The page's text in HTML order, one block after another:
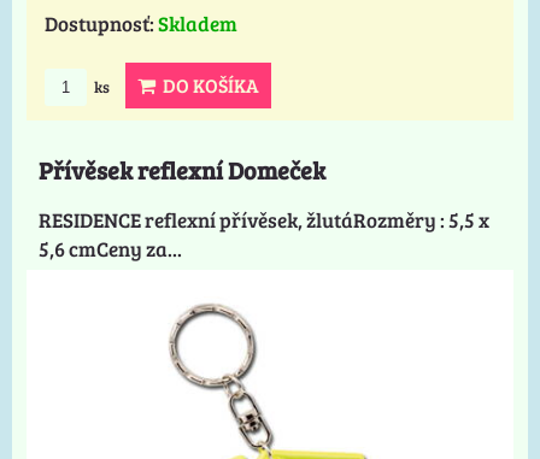
Dostupnosť:Skladem
ks DO KOŠÍKA
Přívěsek reflexní Domeček
RESIDENCE reflexní přívěsek, žlutáRozměry : 5,5 x
5,6 cmCeny za...